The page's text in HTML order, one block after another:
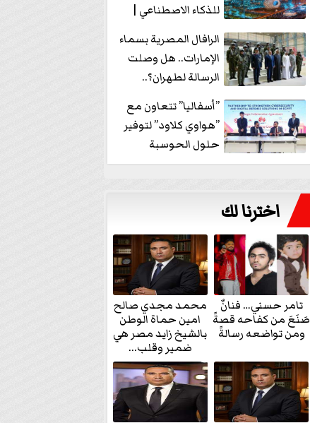
للذكاء الاصطناعي |
الرافال المصرية بسماء
الإمارات.. هل وصلت
الرسالة لطهران؟..
”ماعت جروب” تُجيب؟
|...
”أسفاليا” تتعاون مع
”هواوي كلاود” لتوفير
حلول الحوسبة
السحابية والأمن
اخترنا لك
تامر حسني… فنانٌ
صَنَعَ من كفاحه قصةً
ومن تواضعه رسالةً
محمد مجدي صالح
امين حماة الوطن
بالشيخ زايد مصر هي
ضمير وقلب...